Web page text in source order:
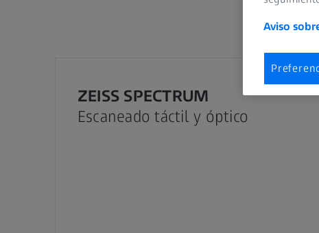
ZEISS SPECTRUM
Escaneado táctil y óptico
Aviso